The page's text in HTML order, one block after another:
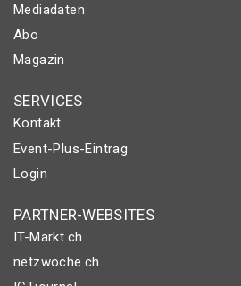
Mediadaten
Abo
Magazin
SERVICES
Kontakt
Event-Plus-Eintrag
Login
PARTNER-WEBSITES
IT-Markt.ch
netzwoche.ch